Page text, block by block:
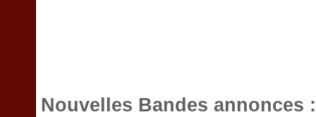
Nouvelles Bandes annonces